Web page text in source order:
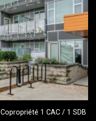
Copropriété 1 CAC / 1 SDB